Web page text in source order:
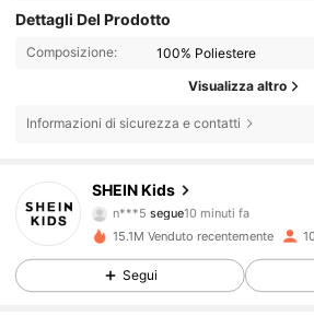
Dettagli Del Prodotto
Composizione: 100% Poliestere
Visualizza altro
Informazioni di sicurezza e contatti
SHEIN Kids
n***5segue10 minuti fa
h***2 sta navigando
4.90
807K Follower
15.1M Venduto recentemente
Segui